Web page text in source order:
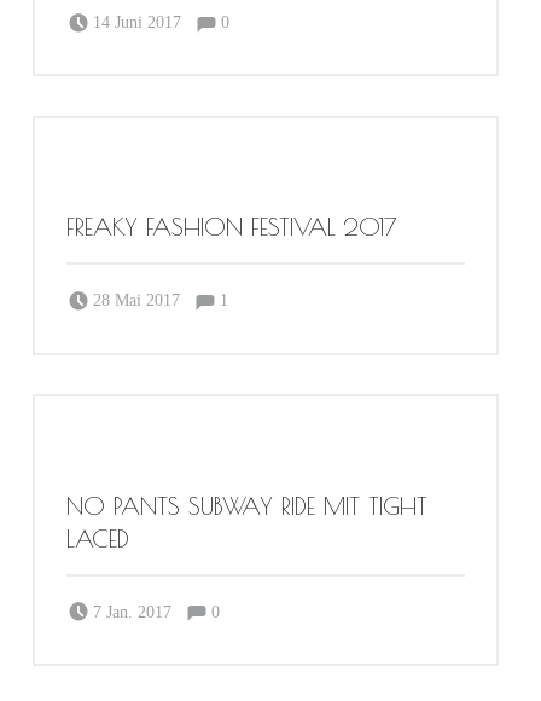
14 Juni 2017
Sabrina Dortmund
Comments:
0
FREAKY FASHION FESTIVAL 2017
28 Mai 2017
Sabrina Dortmund
Comments:1
NO PANTS SUBWAY RIDE MIT TIGHT
LACED
7 Jan. 2017
Sabrina Dortmund
Comments:
0